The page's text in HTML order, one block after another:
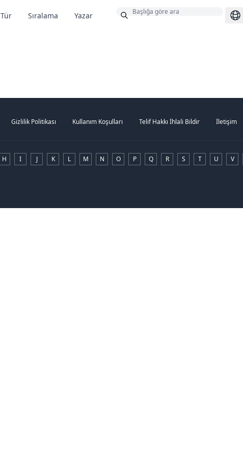
Tür Sıralama Yazar
Gizlilik Politikası Kullanım Koşulları Telif Hakkı İhlali Bildir İletişim
H I J K L M N O P Q R S T U V